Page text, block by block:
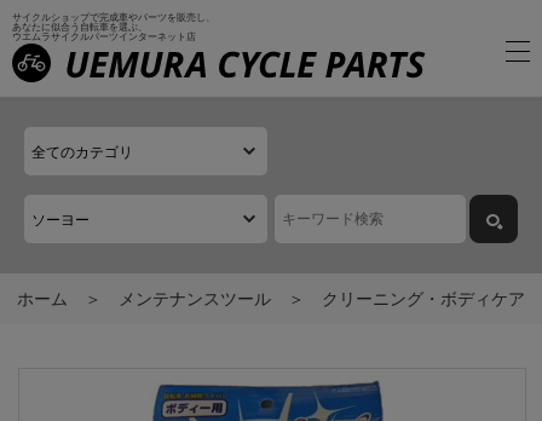
サイクルショップで完成車やパーツを販売し、
あなたに似合う自転車を選ぶ、
ウエムラサイクルパーツインターネット店
ホーム メンテナンスツール クリーニング・ボディケア